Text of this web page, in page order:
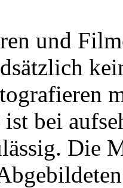
und
bei
Die